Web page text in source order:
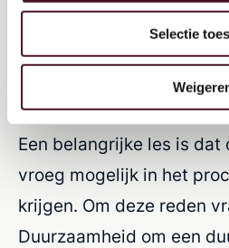
Selectie
van de gemeente
de adviseurs Duurzame
het programma
Een belangrijke les is dat
vroeg mogelijk in het
krijgen. Om deze reden
Duurzaamheid om een